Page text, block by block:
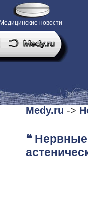
Медицинские новости
Medy.ru ->
❝ Нервные